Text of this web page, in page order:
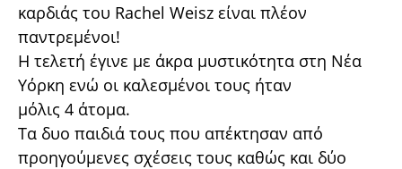
καρδιάς του Rachel Weisz είναι πλέον
παντρεμένοι!
Η τελετή έγινε με άκρα μυστικότητα στη Νέα
Υόρκη ενώ οι καλεσμένοι τους ήταν
μόλις 4 άτομα.
Τα δυο παιδιά τους που απέκτησαν από
προηγούμενες σχέσεις τους καθώς και δύο